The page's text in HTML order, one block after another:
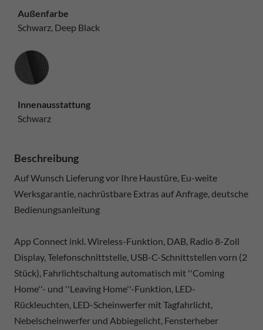
Außenfarbe
Schwarz, Deep Black
Innenausstattung
Innenausstattung
Schwarz
Beschreibung
Auf Wunsch Lieferung vor Ihre Haustüre, Eu-weite
Werksgarantie, nachrüstbare Extras auf Anfrage, deutsche
Bedienungsanleitung
App Connect inkl. Wireless-Funktion, DAB, Radio 8-Zoll
Display, Telefonschnittstelle, USB-C-Schnittstellen vorn (2
Stück), Fahrlichtschaltung automatisch mit ''Coming
Home''- und ''Leaving Home''-Funktion, LED-
Rückleuchten, LED-Scheinwerfer mit Tagfahrlicht,
Nebelscheinwerfer und Abbiegelicht, Fensterheber